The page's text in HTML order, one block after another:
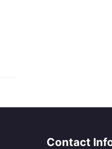
Contact